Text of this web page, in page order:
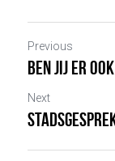
Previous
Ben jij er
Next